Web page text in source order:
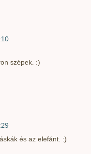
szépek. :)
és az elefánt. :)